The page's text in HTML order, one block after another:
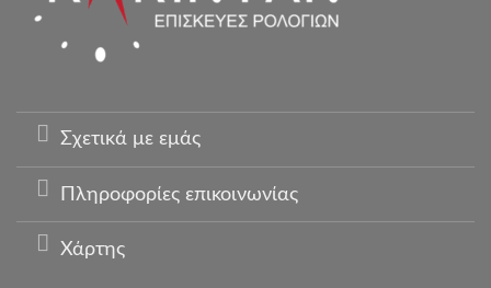
Σχετικά με εμάς
Πληροφορίες επικοινωνίας
Χάρτης